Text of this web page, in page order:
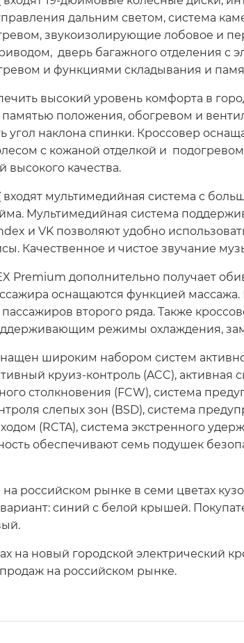
дальним светом, система
звукоизолирующие лобовое и
дверь багажного отделения с
и функциями складывания и
высокий уровень комфорта в
положения, обогревом и
угол наклона спинки. Кроссовер
с кожаной отделкой и
качества.
входят мультимедийная система с
Мультимедийная система
и VK позволяют удобно
Качественное и чистое звучание
Premium дополнительно получает
оснащаются функцией
пассажиров второго ряда. Также
режимы охлаждения,
широким набором систем
круиз-контроль (ACC),
столкновения (FCW), система
слепых зон (BSD), система
(RCTA), система экстренного
обеспечивают семь подушек
на российском рынке в семи цветах
синий с белой крышей.
новый городской электрический
на российском рынке.